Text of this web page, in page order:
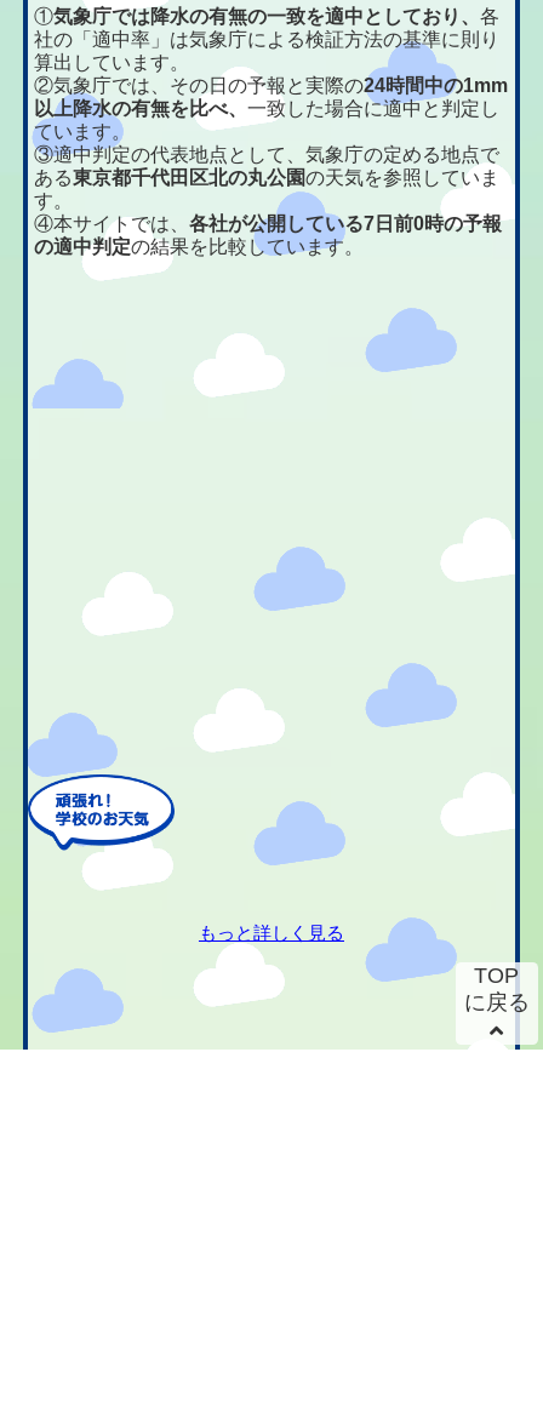
①気象庁では降水の有無の一致を適中としており、各
社の「適中率」は気象庁による検証方法の基準に則り
算出しています。
②気象庁では、その日の予報と実際の24時間中の1mm
以上降水の有無を比べ、一致した場合に適中と判定し
ています。
③適中判定の代表地点として、気象庁の定める地点で
ある東京都千代田区北の丸公園の天気を参照していま
す。
④本サイトでは、各社が公開している7日前0時の予報
の適中判定の結果を比較しています。
もっと詳しく見る
TOP
に戻る